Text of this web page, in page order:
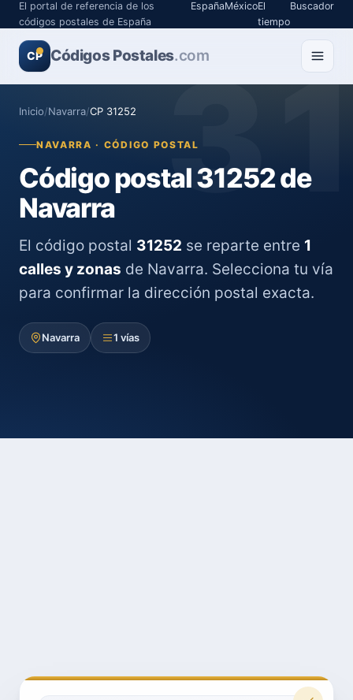
El portal de referencia de los
códigos postales de España
EspañaMéxicoEl
tiempo
Buscador
CP Códigos Postales.com
Inicio/Navarra/CP 31252
NAVARRA · CÓDIGO POSTAL
Código postal 31252 de
Navarra
El código postal 31252 se reparte entre 1
calles y zonas de Navarra. Selecciona tu vía
para confirmar la dirección postal exacta.
Navarra 1 vías